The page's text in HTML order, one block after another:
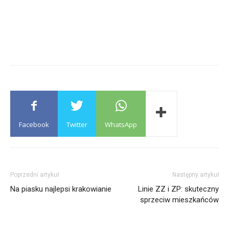
Facebook Twitter WhatsApp
Poprzedni artykuł
Na piasku najlepsi krakowianie
Następny artykuł
Linie ZZ i ZP: skuteczny
sprzeciw mieszkańców